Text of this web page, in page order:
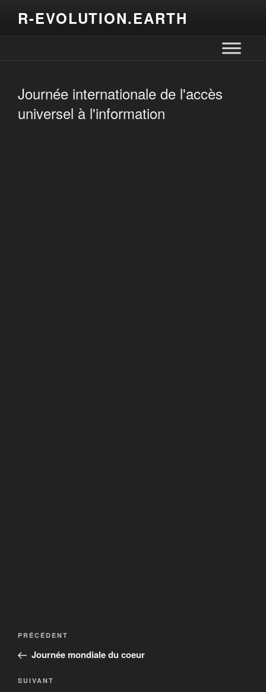
R-EVOLUTION.EARTH
Journée internationale de l'accès
universel à l'information
PRÉCÉDENT
Journée mondiale du coeur
SUIVANT